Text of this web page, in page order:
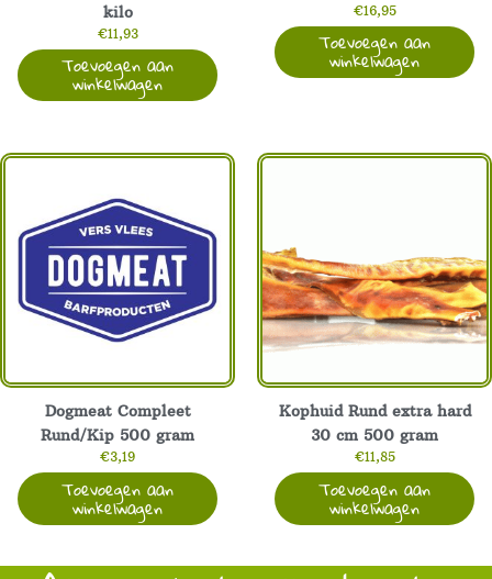
kilo
€11,93
Toevoegen aan
winkelwagen
€16,95
Toevoegen aan
winkelwagen
Dogmeat Compleet
Rund/Kip 500 gram
€3,19
Toevoegen aan
winkelwagen
Kophuid Rund extra hard
30 cm 500 gram
€11,85
Toevoegen aan
winkelwagen